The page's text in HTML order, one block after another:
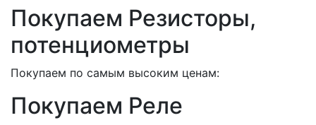
Покупаем Резисторы,
потенциометры
Покупаем по самым высоким ценам:
Покупаем Реле